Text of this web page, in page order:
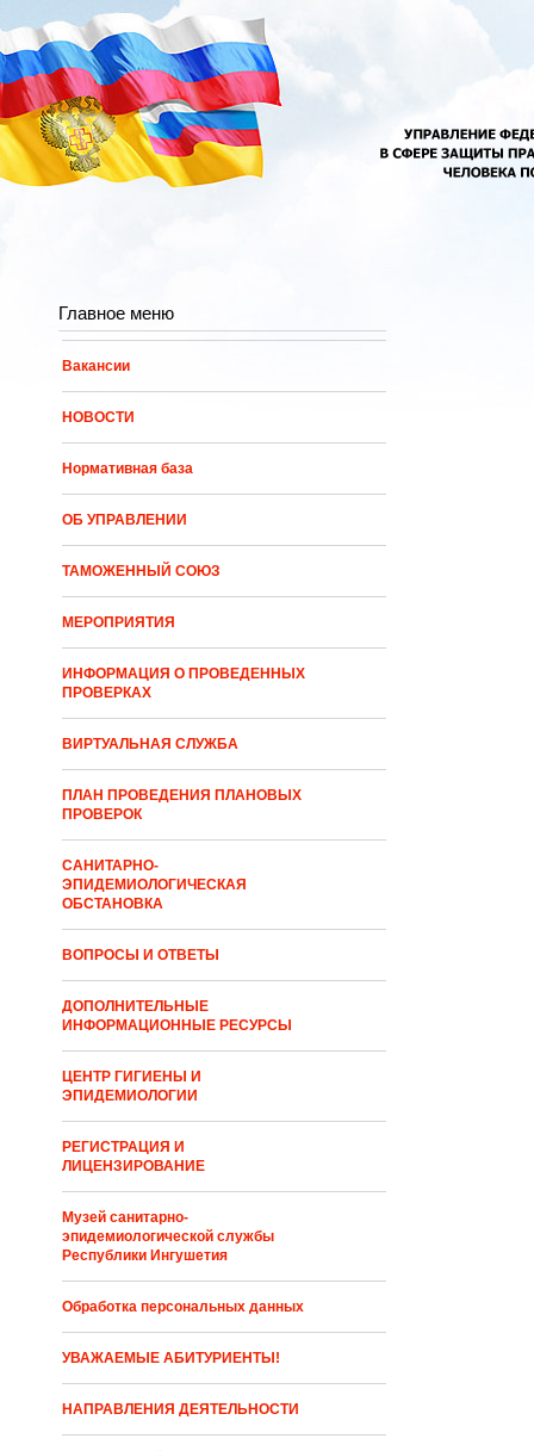
Перейти к основному содержанию
Главное меню
Вакансии
НОВОСТИ
Нормативная база
ОБ УПРАВЛЕНИИ
ТАМОЖЕННЫЙ СОЮЗ
МЕРОПРИЯТИЯ
ИНФОРМАЦИЯ О ПРОВЕДЕННЫХ
ПРОВЕРКАХ
ВИРТУАЛЬНАЯ СЛУЖБА
ПЛАН ПРОВЕДЕНИЯ ПЛАНОВЫХ
ПРОВЕРОК
САНИТАРНО-
ЭПИДЕМИОЛОГИЧЕСКАЯ
ОБСТАНОВКА
ВОПРОСЫ И ОТВЕТЫ
ДОПОЛНИТЕЛЬНЫЕ
ИНФОРМАЦИОННЫЕ РЕСУРСЫ
ЦЕНТР ГИГИЕНЫ И
ЭПИДЕМИОЛОГИИ
РЕГИСТРАЦИЯ И
ЛИЦЕНЗИРОВАНИЕ
Музей санитарно-
эпидемиологической службы
Республики Ингушетия
Обработка персональных данных
УВАЖАЕМЫЕ АБИТУРИЕНТЫ!
НАПРАВЛЕНИЯ ДЕЯТЕЛЬНОСТИ